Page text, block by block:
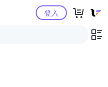
Yahoo購物中心登入